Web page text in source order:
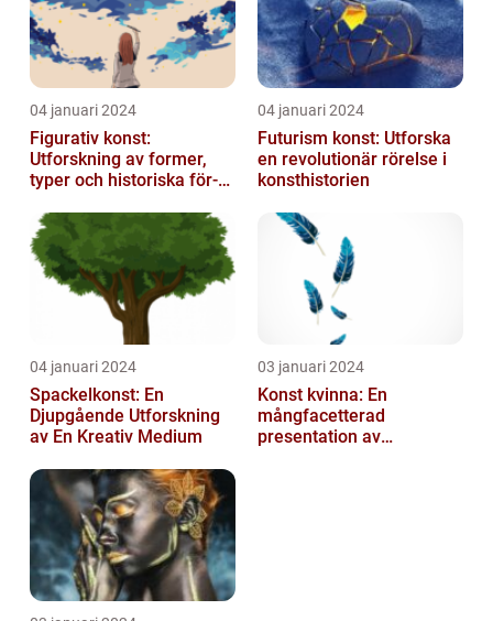
04 januari 2024
Figurativ konst:
Utforskning av former,
typer och historiska för-
04 januari 2024
Futurism konst: Utforska
en revolutionär rörelse i
konsthistorien
04 januari 2024
Spackelkonst: En
Djupgående Utforskning
av En Kreativ Medium
03 januari 2024
Konst kvinna: En
mångfacetterad
presentation av